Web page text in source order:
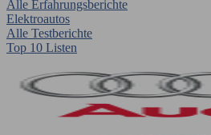
Alle Erfahrungsberichte
Elektroautos
Alle Testberichte
Top 10 Listen